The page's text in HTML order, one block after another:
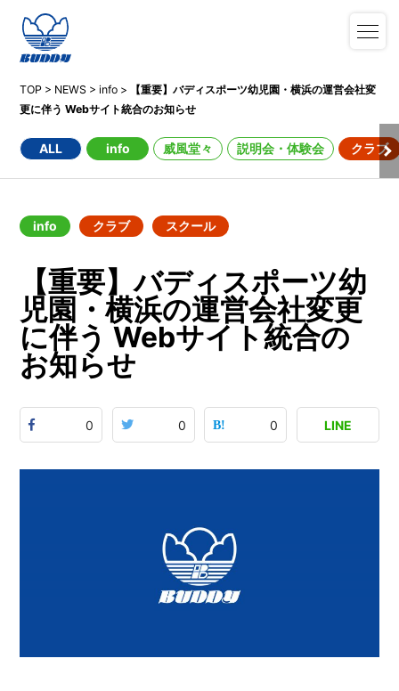
TOP > NEWS >info >
【重要】バディスポーツ幼児園・横浜の運営会社変
更に伴う Webサイト統合のお知らせ
ALL info 威風堂々 説明会・体験会 クラブ
info クラブ スクール
【重要】バディスポーツ幼
児園・横浜の運営会社変更
に伴う Webサイト統合の
お知らせ
0 0 0 LINE